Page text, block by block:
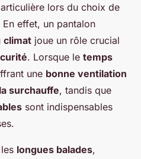
lors du choix de
En effet, un pantalon
climat joue un rôle crucial
. Lorsque le temps
une bonne ventilation
la surchauffe, tandis que
sont indispensables
longues balades,